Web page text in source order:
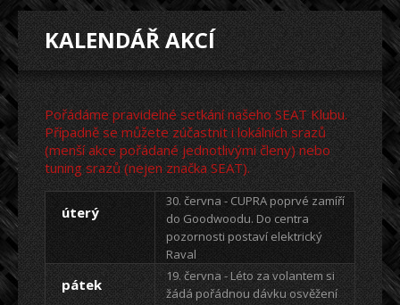
KALENDÁŘ AKCÍ
Pořádáme pravidelné setkání našeho SEAT Klubu.
Případně se můžete zúčastnit i lokálních srazů
(menší akce pořádané jednotlivými členy) nebo
tuning srazů (nejen značka SEAT).
úterý
30. června - CUPRA poprvé zamíří
do Goodwoodu. Do centra
pozornosti postaví elektrický
Raval
pátek
19. června - Léto za volantem si
žádá pořádnou dávku osvěžení